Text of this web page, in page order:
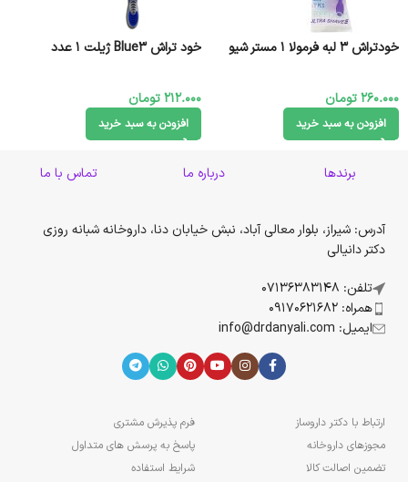
خودتراش 3 لبه فرمولا 1 مستر شیو
260.000تومان
افزودن به سبد خرید
خود تراش Blue3 ژیلت 1 عدد
212.000تومان
افزودن به سبد خرید
برندها درباره ما تماس با ما
آدرس: شیراز، بلوار معالی آباد، نبش خیابان دنا، داروخانه شبانه روزی
دکتر دانیالی
تلفن: 07136383148
همراه: 09170621682
ایمیل: info@drdanyali.com
ارتباط با دکتر داروساز
مجوزهای داروخانه
تضمین اصالت کالا
فرم پذیرش مشتری
پاسخ به پرسش های متداول
شرایط استفاده